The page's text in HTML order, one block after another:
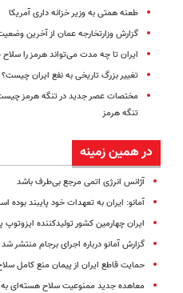
طعنه همتی به وزیر خزانه داری آمریکا
گزارش وزارتخارجه عمان از آخرین
ایران تا چه مدت می‌تواند هرمز را
تغییر بزرگ تاریخی به نفع ایران
مختصات عصر جدید در تنگه هرمز
تنگه هرمز
در همین زمینه
آژانس انرژی اتمی مرجع بی‌طرف باشد
آمانو: ایران به تعهدات خود پایبند بوده
ایران چهارمین کشور تولیدکننده ایزوتوپ
گزارش آمانو درباره اجرای برجام منتشر شد
حمایت قاطع ایران از پیمان منع کامل
معاهده جدید ممنوعیت سلاح هسته‌ای